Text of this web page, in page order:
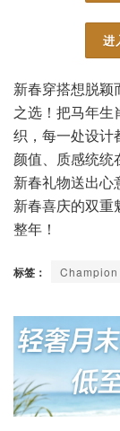
进
新春穿搭想脱
之选！把马年生
织，每一处设计
颜值、质感统统
新春礼物送出心
新春喜庆的双重
整年！
标签： Champion